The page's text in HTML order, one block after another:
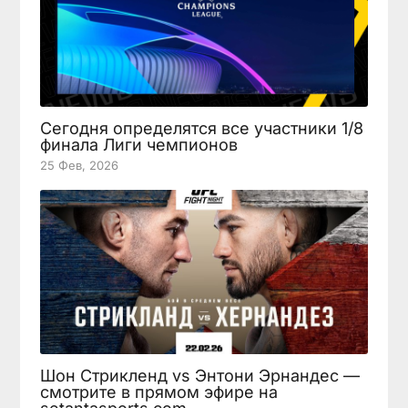
Сегодня определятся все участники 1/8
финала Лиги чемпионов
25 Фев, 2026
Шон Стрикленд vs Энтони Эрнандес —
смотрите в прямом эфире на